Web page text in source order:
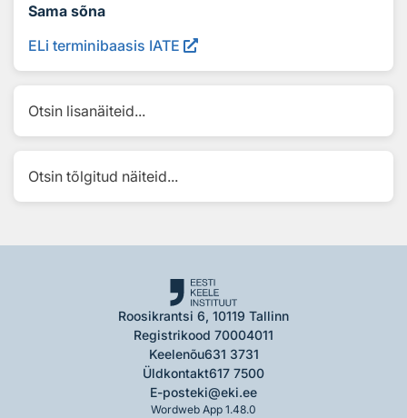
Sama sõna
ELi terminibaasis IATE
Otsin lisanäiteid...
Otsin tõlgitud näiteid...
Roosikrantsi 6, 10119 Tallinn
Registrikood 70004011
Keelenõu631 3731
Üldkontakt617 7500
E-posteki@eki.ee
Wordweb App 1.48.0